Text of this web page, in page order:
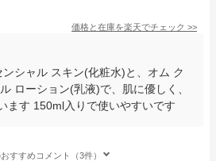
価格と在庫を楽天でチェック >>
シャル スキン(化粧水)と、オム ク
ローション(乳液)で、肌に優しく、
ます 150ml入りで使いやすいです
すすめコメント（3件）